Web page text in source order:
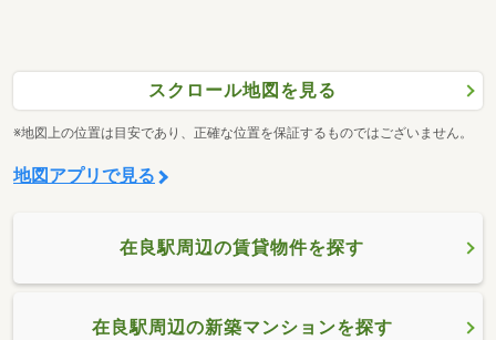
スクロール地図を見る
※地図上の位置は目安であり、正確な位置を保証するものではございません。
地図アプリで見る
在良駅周辺の賃貸物件を探す
在良駅周辺の新築マンションを探す